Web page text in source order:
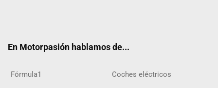
En Motorpasión hablamos de...
Fórmula1 Coches eléctricos